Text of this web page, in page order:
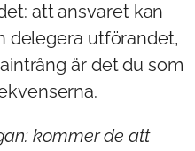
att ansvaret kan
delegera utförandet,
är det du som
kommer de att